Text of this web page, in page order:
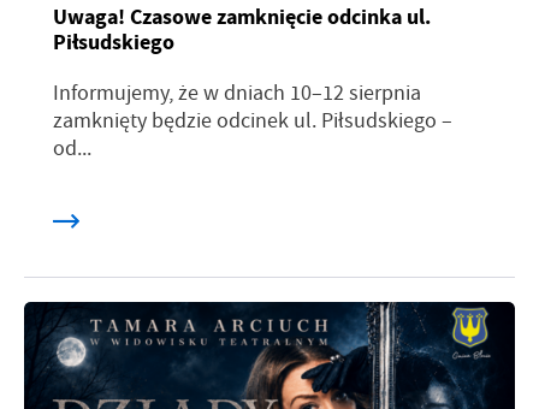
Uwaga! Czasowe zamknięcie odcinka ul.
Piłsudskiego
Informujemy, że w dniach 10–12 sierpnia
zamknięty będzie odcinek ul. Piłsudskiego –
od...